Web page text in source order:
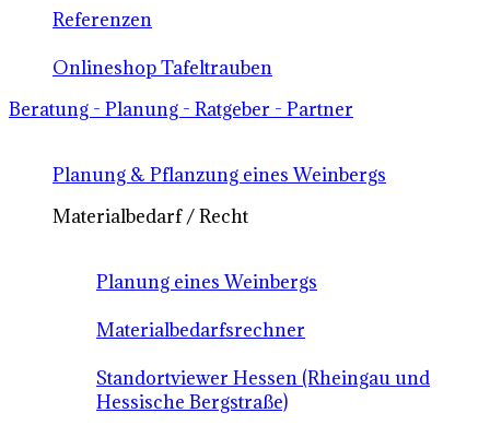
Referenzen
Onlineshop Tafeltrauben
Beratung - Planung - Ratgeber - Partner
Planung & Pflanzung eines Weinbergs
Materialbedarf / Recht
Planung eines Weinbergs
Materialbedarfsrechner
Standortviewer Hessen (Rheingau und
Hessische Bergstraße)